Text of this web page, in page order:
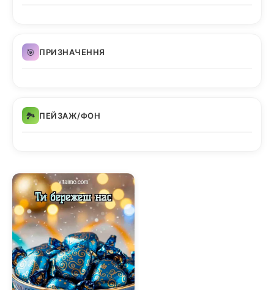
🎯 ПРИЗНАЧЕННЯ
🏞️ ПЕЙЗАЖ/ФОН